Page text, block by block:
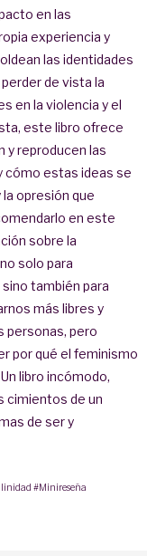
en las
experiencia y
las identidades
de vista la
en la violencia y el
este libro ofrece
y reproducen las
cómo estas ideas se
opresión que
en este
sobre la
solo para
también para
más libres y
personas, pero
por qué el feminismo
libro incómodo,
cimientos de un
de ser y
#Minireseña